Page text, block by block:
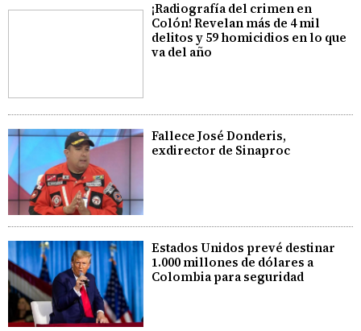
¡Radiografía del crimen en
Colón! Revelan más de 4 mil
delitos y 59 homicidios en lo que
va del año
Fallece José Donderis,
exdirector de Sinaproc
Estados Unidos prevé destinar
1.000 millones de dólares a
Colombia para seguridad